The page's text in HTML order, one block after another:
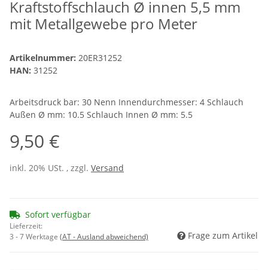
Kraftstoffschlauch Ø innen 5,5 mm
mit Metallgewebe pro Meter
Artikelnummer: 20ER31252
HAN: 31252
Arbeitsdruck bar: 30 Nenn Innendurchmesser: 4 Schlauch
Außen Ø mm: 10.5 Schlauch Innen Ø mm: 5.5
9,50 €
inkl. 20% USt. , zzgl. Versand
Sofort verfügbar
Lieferzeit:
3 - 7 Werktage (AT - Ausland abweichend) Frage zum Artikel